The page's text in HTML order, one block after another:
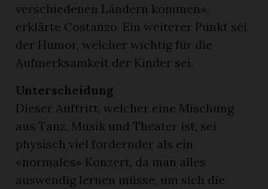
verschiedenen Ländern kommen»,
erklärte Costanzo. Ein weiterer Punkt sei
der Humor, welcher wichtig für die
Aufmerksamkeit der Kinder sei.
Unterscheidung
Dieser Auftritt, welcher eine Mischung
aus Tanz, Musik und Theater ist, sei
physisch viel fordernder als ein
«normales» Konzert, da man alles
auswendig lernen müsse, um sich die